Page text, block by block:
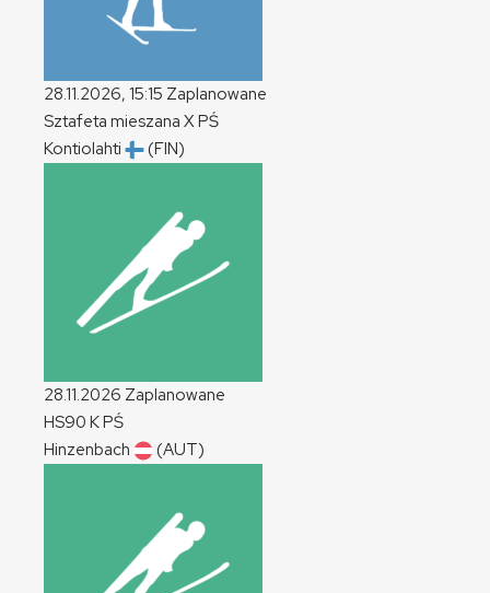
28.11.2026, 15:15 Zaplanowane
Sztafeta mieszana XPŚ
Kontiolahti
(FIN)
28.11.2026 Zaplanowane
HS90 KPŚ
Hinzenbach
(AUT)